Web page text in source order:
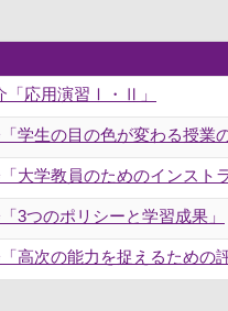
「応用演習Ⅰ・Ⅱ」
学生の目の色が変わる授業
大学教員のためのインスト
3つのポリシーと学習成果」
高次の能力を捉えるため